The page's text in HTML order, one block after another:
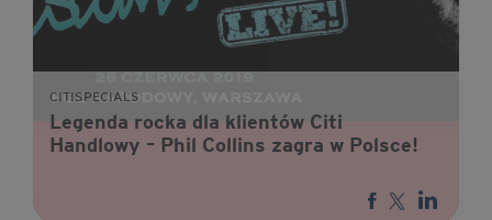
CITISPECIALS
Legenda rocka dla klientów Citi
Handlowy – Phil Collins zagra w Polsce!